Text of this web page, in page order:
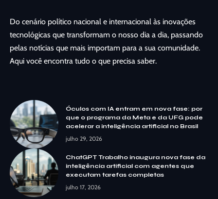
Do cenário político nacional e internacional às inovações
tecnológicas que transformam o nosso dia a dia, passando
pelas notícias que mais importam para a sua comunidade.
Aqui você encontra tudo o que precisa saber.
Óculos com IA entram em nova fase: por
que o programa da Meta e da UFG pode
acelerar a inteligência artificial no Brasil
julho 29, 2026
ChatGPT Trabalho inaugura nova fase da
inteligência artificial com agentes que
executam tarefas completas
julho 17, 2026